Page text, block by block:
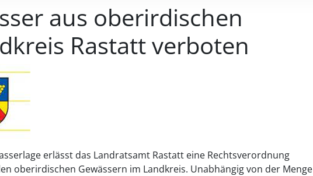
aus oberirdischen
Rastatt verboten
erlässt das Landratsamt Rastatt eine Rechtsverordnung
oberirdischen Gewässern im Landkreis. Unabhängig von der Menge